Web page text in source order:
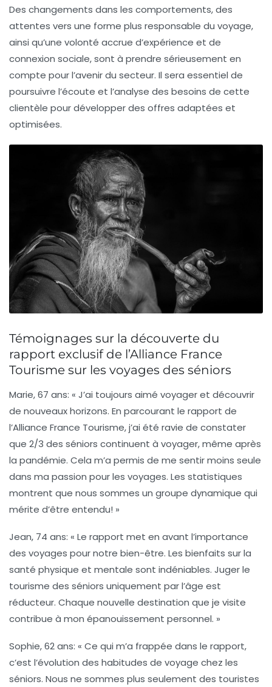
Des changements dans les comportements, des
attentes vers une forme plus responsable du voyage,
ainsi qu’une volonté accrue d’expérience et de
connexion sociale, sont à prendre sérieusement en
compte pour l’avenir du secteur. Il sera essentiel de
poursuivre l’écoute et l’analyse des besoins de cette
clientèle pour développer des offres adaptées et
optimisées.
Témoignages sur la découverte du
rapport exclusif de l’Alliance France
Tourisme sur les voyages des séniors
Marie, 67 ans: « J’ai toujours aimé voyager et découvrir
de nouveaux horizons. En parcourant le rapport de
l’Alliance France Tourisme, j’ai été ravie de constater
que 2/3 des séniors continuent à voyager, même après
la pandémie. Cela m’a permis de me sentir moins seule
dans ma passion pour les voyages. Les statistiques
montrent que nous sommes un groupe dynamique qui
mérite d’être entendu! »
Jean, 74 ans: « Le rapport met en avant l’importance
des voyages pour notre bien-être. Les bienfaits sur la
santé physique et mentale sont indéniables. Juger le
tourisme des séniors uniquement par l’âge est
réducteur. Chaque nouvelle destination que je visite
contribue à mon épanouissement personnel. »
Sophie, 62 ans: « Ce qui m’a frappée dans le rapport,
c’est l’évolution des habitudes de voyage chez les
séniors. Nous ne sommes plus seulement des touristes